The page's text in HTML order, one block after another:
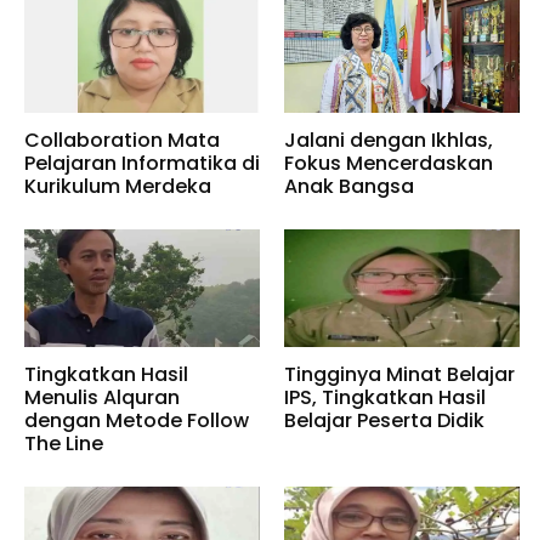
Collaboration Mata
Pelajaran Informatika di
Kurikulum Merdeka
Jalani dengan Ikhlas,
Fokus Mencerdaskan
Anak Bangsa
Tingkatkan Hasil
Menulis Alquran
dengan Metode Follow
The Line
Tingginya Minat Belajar
IPS, Tingkatkan Hasil
Belajar Peserta Didik